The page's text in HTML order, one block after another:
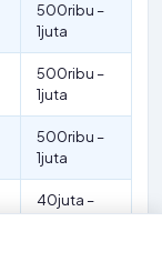
500ribu –
1juta
500ribu –
1juta
500ribu –
1juta
40juta –